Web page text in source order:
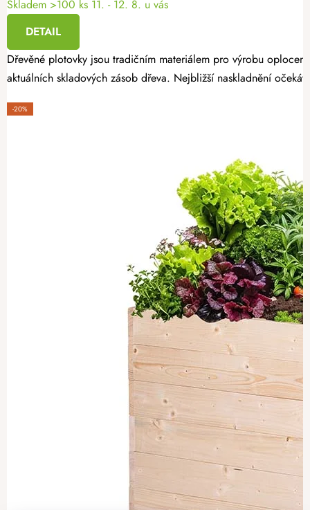
Skladem >100 ks 11. - 12. 8. u vás
DETAIL
Dřevěné plotovky jsou tradičním materiálem pro výrobu
aktuálních skladových zásob dřeva. Nejbližší naskladnění
-20%